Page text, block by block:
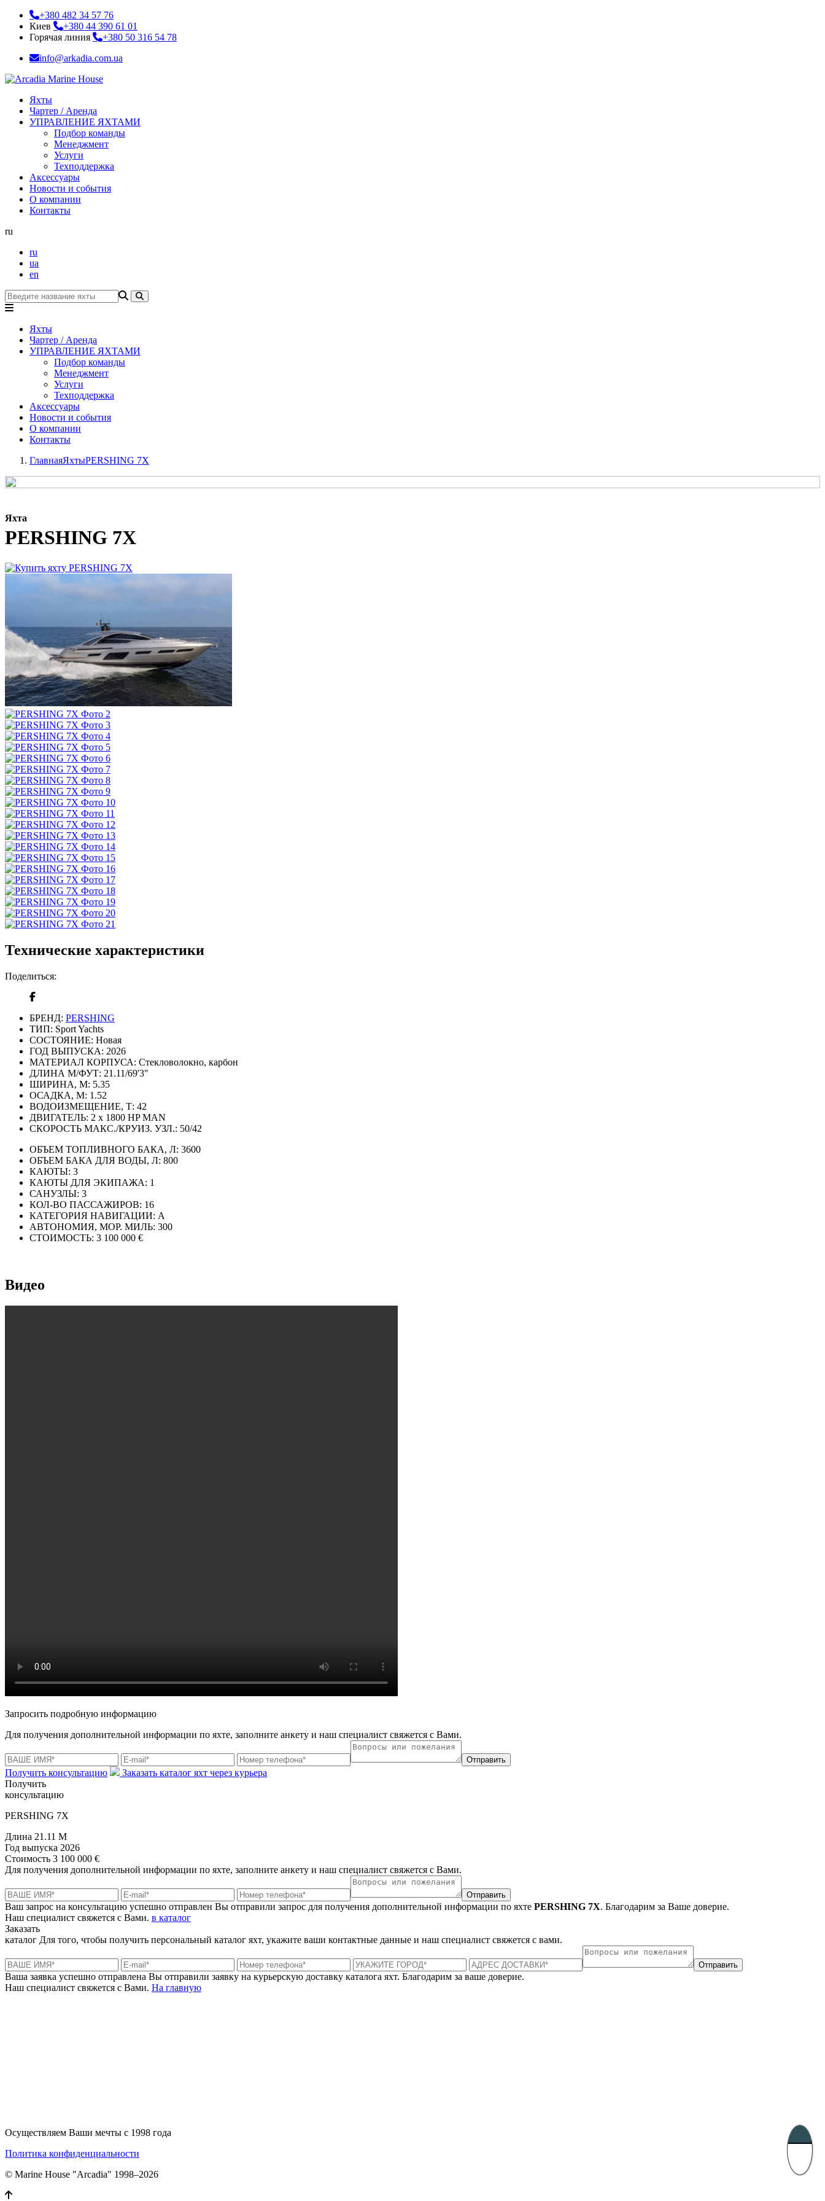
+380 482 34 57 76
Киев
+380 44 390 61 01
Горячая линия
+380 50 316 54 78
info@arkadia.com.ua
Яхты
Чартер / Аренда
УПРАВЛЕНИЕ ЯХТАМИ
Подбор команды
Менеджмент
Услуги
Техподдержка
Аксессуары
Новости и события
О компании
Контакты
ru
ru
ua
en
Яхты
Чартер / Аренда
УПРАВЛЕНИЕ ЯХТАМИ
Подбор команды
Менеджмент
Услуги
Техподдержка
Аксессуары
Новости и события
О компании
Контакты
ГлавнаяЯхтыPERSHING 7X
Яхта
PERSHING 7X
Технические характеристики
Поделиться:
БРЕНД: PERSHING
ТИП: Sport Yachts
СОСТОЯНИЕ: Новая
ГОД ВЫПУСКА: 2026
МАТЕРИАЛ КОРПУСА: Стекловолокно, карбон
ДЛИНА М/ФУТ: 21.11/69'3"
ШИРИНА, М: 5.35
ОСАДКА, М: 1.52
ВОДОИЗМЕЩЕНИЕ, Т: 42
ДВИГАТЕЛЬ: 2 x 1800 HP MAN
СКОРОСТЬ МАКС./КРУИЗ. УЗЛ.: 50/42
ОБЪЕМ ТОПЛИВНОГО БАКА, Л: 3600
ОБЪЕМ БАКА ДЛЯ ВОДЫ, Л: 800
КАЮТЫ: 3
КАЮТЫ ДЛЯ ЭКИПАЖА: 1
САНУЗЛЫ: 3
КОЛ-ВО ПАССАЖИРОВ: 16
КАТЕГОРИЯ НАВИГАЦИИ: A
АВТОНОМИЯ, МОР. МИЛЬ: 300
СТОИМОСТЬ: 3 100 000 €
Видео
Запросить подробную информацию
Для получения дополнительной информации по яхте, заполните анкету и наш специалист свяжется с Вами.
Отправить
Получить консультацию
Заказать каталог яхт через курьера
Получить
консультацию
PERSHING 7X
Длина 21.11 M
Год выпуска 2026
Стоимость 3 100 000 €
Для получения дополнительной информации по яхте, заполните анкету и наш специалист свяжется с Вами.
Отправить
Ваш запрос на консультацию успешно отправлен Вы отправили запрос для получения дополнительной информации по яхте PERSHING 7X. Благодарим за Ваше доверие.
Наш специалист свяжется с Вами. в каталог
Заказать
каталог Для того, чтобы получить персональный каталог яхт, укажите ваши контактные данные и наш специалист свяжется с вами.
Отправить
Ваша заявка успешно отправлена Вы отправили заявку на курьерскую доставку каталога яхт. Благодарим за ваше доверие.
Наш специалист свяжется с Вами. На главную
Осуществляем Ваши мечты с 1998 года
Политика конфиденциальности
© Marine House "Arcadia" 1998–2026